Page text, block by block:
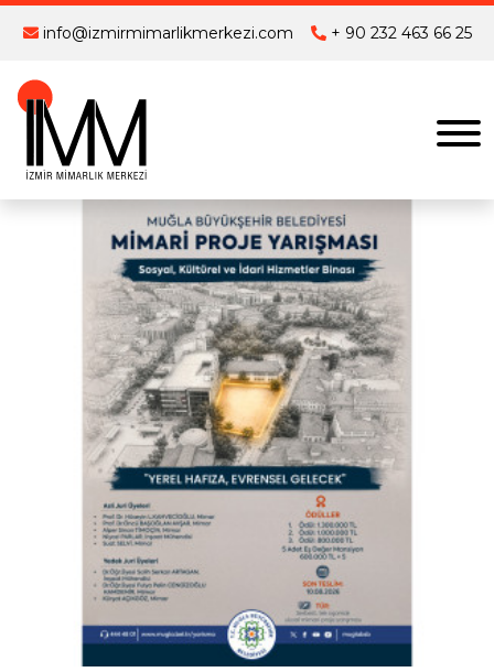
info@izmirmimarlikmerkezi.com + 90 232 463 66 25